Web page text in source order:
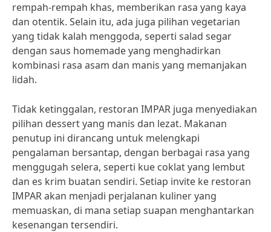
rempah-rempah khas, memberikan rasa yang kaya
dan otentik. Selain itu, ada juga pilihan vegetarian
yang tidak kalah menggoda, seperti salad segar
dengan saus homemade yang menghadirkan
kombinasi rasa asam dan manis yang memanjakan
lidah.
Tidak ketinggalan, restoran IMPAR juga menyediakan
pilihan dessert yang manis dan lezat. Makanan
penutup ini dirancang untuk melengkapi
pengalaman bersantap, dengan berbagai rasa yang
menggugah selera, seperti kue coklat yang lembut
dan es krim buatan sendiri. Setiap invite ke restoran
IMPAR akan menjadi perjalanan kuliner yang
memuaskan, di mana setiap suapan menghantarkan
kesenangan tersendiri.